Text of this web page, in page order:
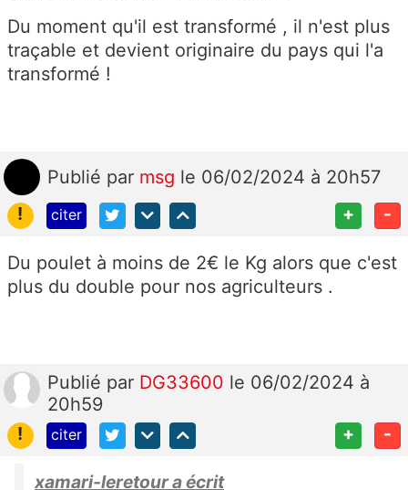
Du moment qu'il est transformé , il n'est plus
traçable et devient originaire du pays qui l'a
transformé !
Publié par msg le 06/02/2024 à 20h57
!
citer + -
Du poulet à moins de 2€ le Kg alors que c'est
plus du double pour nos agriculteurs .
Publié par DG33600 le 06/02/2024 à
20h59
!
citer + -
xamari-leretour a écrit